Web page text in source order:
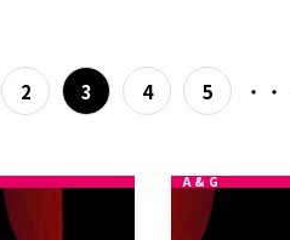
2 3 4 5 ・・